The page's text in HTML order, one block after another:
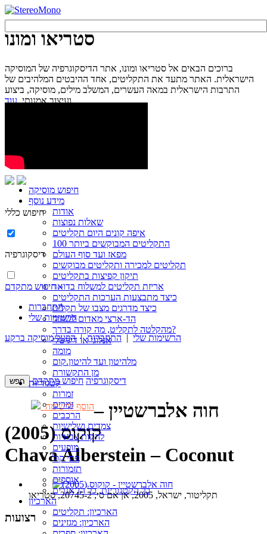
סטריאו ומונו
ברוכים הבאים אל סטריאו ומונו, אתר הדיסקוגרפיה של המוסיקה
הישראלית. האתר מתעד את התקליטים, אחד ההיבטים המלהיבים של
התרבות הישראלית במאה העשרים, המשלב מילים, מוסיקה, ביצוע
ועיצוב אמנותי.עוד...
חיפוש מוסיקה
מידע נוסף
אודות
שאלות נפוצות
איפה קונים היום תקליטים
100 התקליטים המבוקשים ביותר
מפאז ועד סוף העולם
תקליטים למכירה ותקליטים מבוקשים
תיקון קפיצות בתקליטים
אריזת תקליטים למשלוח בדואר
כיצד מתבצעות הערכות התקליטים
כיצד מדרגים מצבו של תקליט
הד-ארצי מאדום לשחור
מהקלטה לתקליט, מה קורה בדרך?
אנלוגי או דיגיטלי
מומה
מלהיטון ועד להיטון.קום
מן התקשורת
קטגוריות
זמרות
זמרים
הרכבים
צמדים ושלישיות
להקות צבאיות
מופעים
פסי קול
תזמורות
אוספים
כל הקטגוריות, כל הז’אנרים
הארכיון
הארכיון: תקליטים
הארכיון: מגזינים
חיפוש כללי
דיסקוגרפיה
חיפוש מתקדם »
התחברות
הרשימות שלי
הרשימות שלי |התחברות|הפעל מוסיקה ברקע
דיסקוגרפיה חיפוש מתקדם
הוסף לרשימהחוה אלברשטיין –
קוקוס (2005)
Chava Alberstein – Coconut
תקליטור, ישראל, 2005, אן אם סי, 20745-2, סטריאו
רצועות